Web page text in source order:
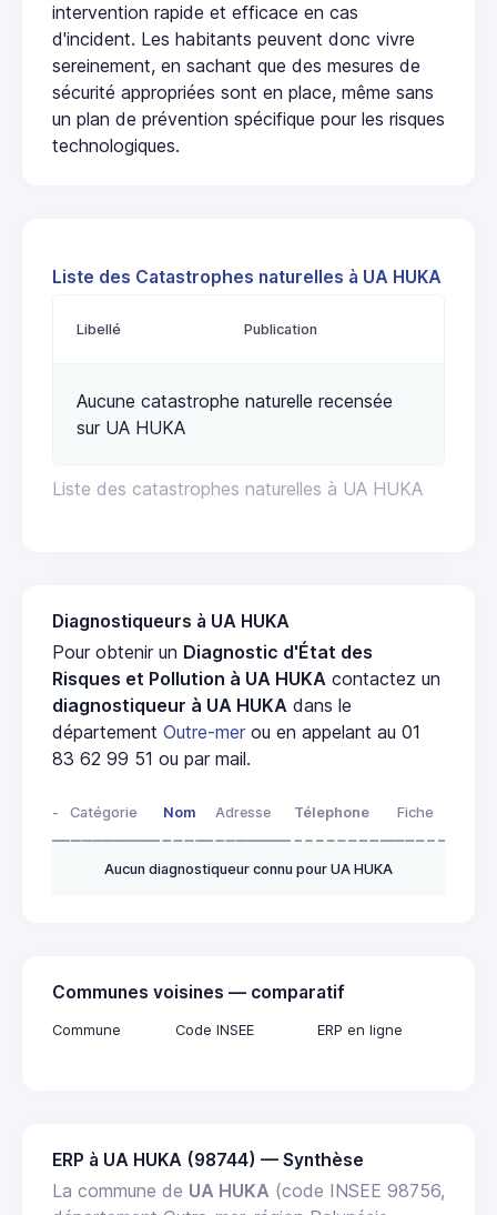
intervention rapide et efficace en cas
d'incident. Les habitants peuvent donc vivre
sereinement, en sachant que des mesures de
sécurité appropriées sont en place, même sans
un plan de prévention spécifique pour les risques
technologiques.
Liste des Catastrophes naturelles à UA HUKA
Liste des catastrophes naturelles à UA HUKA
Libellé Publication
Aucune catastrophe naturelle recensée
sur UA HUKA
Diagnostiqueurs à UA HUKA
Pour obtenir un Diagnostic d'État des
Risques et Pollution à UA HUKA contactez un
diagnostiqueur à UA HUKA dans le
département Outre-mer ou en appelant au 01
83 62 99 51 ou par mail.
- Catégorie Nom Adresse Télephone Fiche
Aucun diagnostiqueur connu pour UA HUKA
Communes voisines — comparatif
Commune Code INSEE ERP en ligne
ERP à UA HUKA (98744) — Synthèse
La commune de UA HUKA (code INSEE 98756,